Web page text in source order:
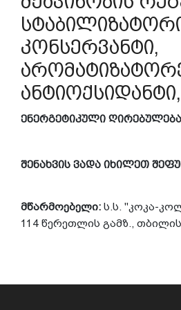
კონსერვანტი,
ენერგეტიკული ღირებულება
შენახვის ვადა იხილეთ
მწარმოებელი: ს ს . "კოკა-
114 წერეთლის გამზ